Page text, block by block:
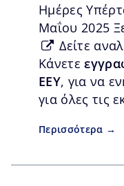
Ημέρες
Μαΐου 2025
Δείτε
Κάνετε
ΕΕΥ, για να
για όλες τις
Περισσότερα →